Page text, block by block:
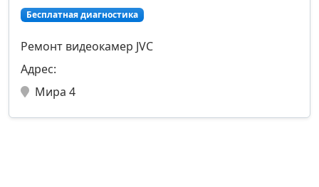
Бесплатная диагностика
Ремонт видеокамер JVC
Адрес:
Мира 4